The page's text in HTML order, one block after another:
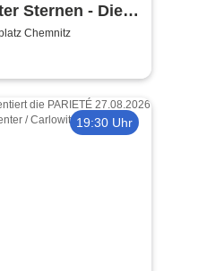
Sternen - Die
Chemnitz
19:30 Uhr